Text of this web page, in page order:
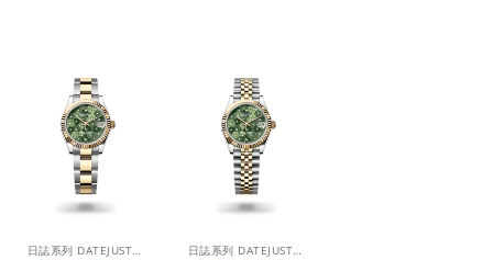
日誌系列 DATEJUST 31 日誌系列 DATEJUST 31